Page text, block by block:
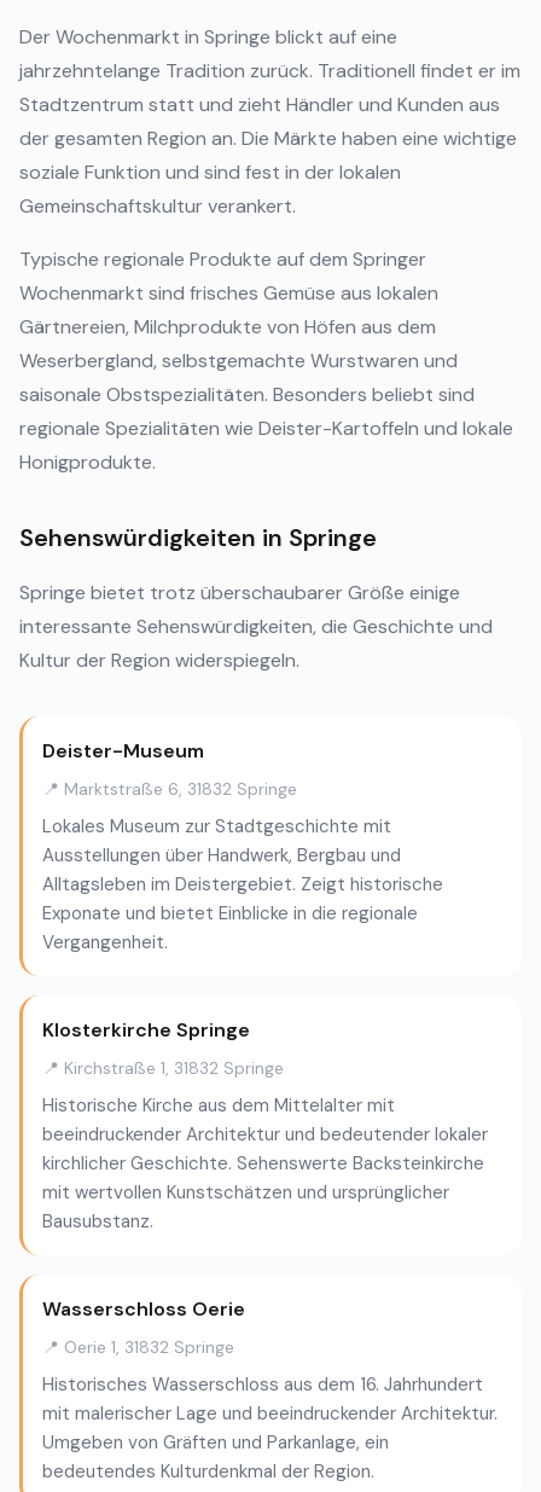
Der Wochenmarkt in Springe blickt auf eine
jahrzehntelange Tradition zurück. Traditionell findet er im
Stadtzentrum statt und zieht Händler und Kunden aus
der gesamten Region an. Die Märkte haben eine wichtige
soziale Funktion und sind fest in der lokalen
Gemeinschaftskultur verankert.
Typische regionale Produkte auf dem Springer
Wochenmarkt sind frisches Gemüse aus lokalen
Gärtnereien, Milchprodukte von Höfen aus dem
Weserbergland, selbstgemachte Wurstwaren und
saisonale Obstspezialitäten. Besonders beliebt sind
regionale Spezialitäten wie Deister-Kartoffeln und lokale
Honigprodukte.
Sehenswürdigkeiten in Springe
Springe bietet trotz überschaubarer Größe einige
interessante Sehenswürdigkeiten, die Geschichte und
Kultur der Region widerspiegeln.
Deister-Museum
📍 Marktstraße 6, 31832 Springe
Lokales Museum zur Stadtgeschichte mit
Ausstellungen über Handwerk, Bergbau und
Alltagsleben im Deistergebiet. Zeigt historische
Exponate und bietet Einblicke in die regionale
Vergangenheit.
Klosterkirche Springe
📍 Kirchstraße 1, 31832 Springe
Historische Kirche aus dem Mittelalter mit
beeindruckender Architektur und bedeutender lokaler
kirchlicher Geschichte. Sehenswerte Backsteinkirche
mit wertvollen Kunstschätzen und ursprünglicher
Bausubstanz.
Wasserschloss Oerie
📍 Oerie 1, 31832 Springe
Historisches Wasserschloss aus dem 16. Jahrhundert
mit malerischer Lage und beeindruckender Architektur.
Umgeben von Gräften und Parkanlage, ein
bedeutendes Kulturdenkmal der Region.